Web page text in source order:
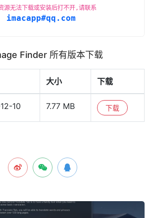
源无法下载或安装后打不开,请联系
imacapp#qq.com
Finder 所有版本下载
大小 下载
10 7.77 MB 下载